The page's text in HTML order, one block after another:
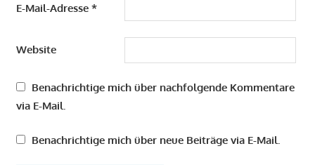
E-Mail-Adresse *
Website
Benachrichtige mich über nachfolgende Kommentare
via E-Mail.
Benachrichtige mich über neue Beiträge via E-Mail.